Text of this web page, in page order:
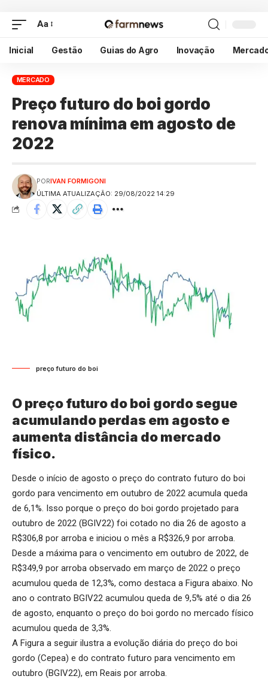
Aa
Inicial Gestão Guias do Agro Inovação
MERCADO
Preço futuro do boi gordo
renova mínima em agosto de
2022
ÚLTIMA ATUALIZAÇÃO: 29/08/2022 14:29
PORIVAN FORMIGONI
preço futuro do boi
O preço futuro do boi gordo segue
acumulando perdas em agosto e
aumenta distância do mercado
físico.
Desde o início de agosto o preço do contrato futuro do boi
gordo para vencimento em outubro de 2022 acumula queda
de 6,1%. Isso porque o preço do boi gordo projetado para
outubro de 2022 (BGIV22) foi cotado no dia 26 de agosto a
R$306,8 por arroba e iniciou o mês a R$326,9 por arroba.
Desde a máxima para o vencimento em outubro de 2022, de
R$349,9 por arroba observado em março de 2022 o preço
acumulou queda de 12,3%, como destaca a Figura abaixo. No
ano o contrato BGIV22 acumulou queda de 9,5% até o dia 26
de agosto, enquanto o preço do boi gordo no mercado físico
acumulou queda de 3,3%.
A Figura a seguir ilustra a evolução diária do preço do boi
gordo (Cepea) e do contrato futuro para vencimento em
outubro (BGIV22), em Reais por arroba.